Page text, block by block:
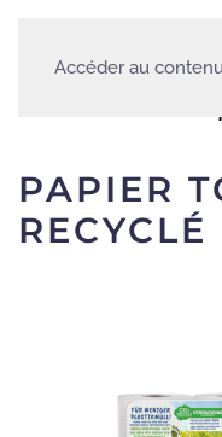
Accéder au
PAPIER
RECYCLÉ